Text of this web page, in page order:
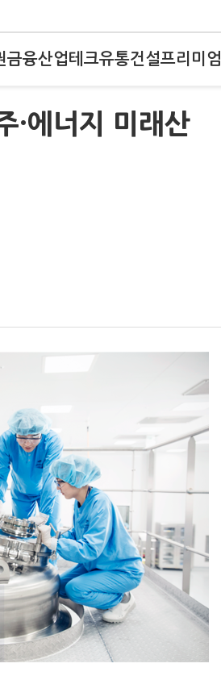
금융산업테크유통건설프리미엄
·에너지 미래산